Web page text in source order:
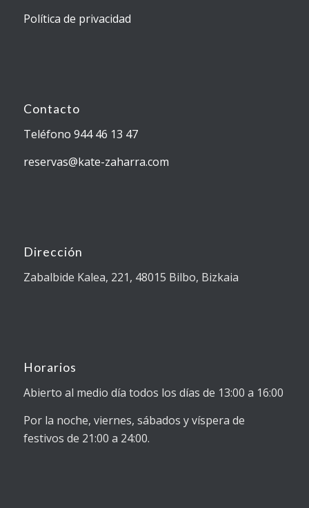
Política de privacidad
Contacto
Teléfono 944 46 13 47
reservas@kate-zaharra.com
Dirección
Zabalbide Kalea, 221, 48015 Bilbo, Bizkaia
Horarios
Abierto al medio día todos los días de 13:00 a 16:00
Por la noche, viernes, sábados y víspera de
festivos de 21:00 a 24:00.